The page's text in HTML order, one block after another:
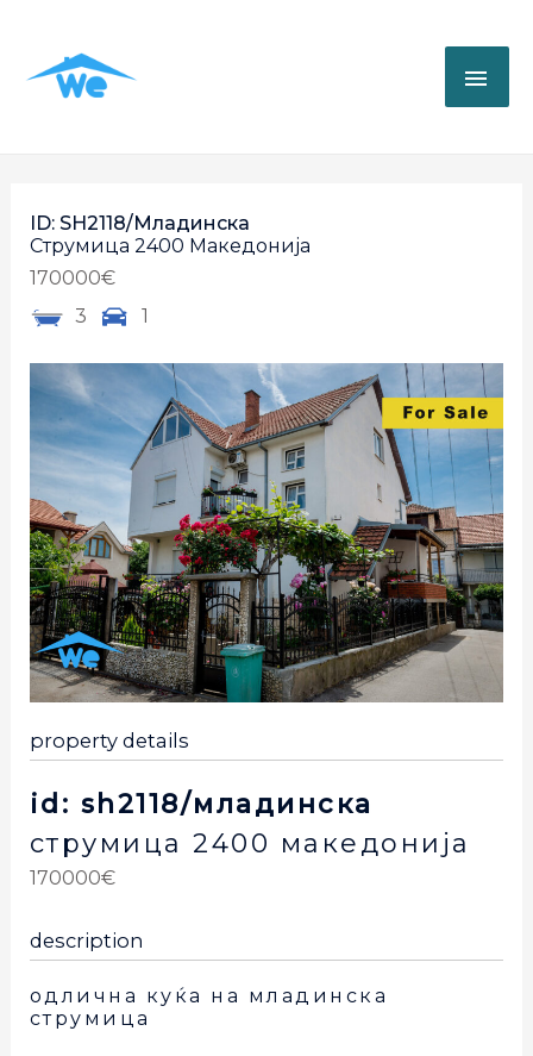
ID: SH2118/Младинска
Струмица 2400 Македонија
170000€
3
1
property details
id: sh2118/младинска
струмица 2400 македонија
170000€
description
одлична куќа на младинска
струмица